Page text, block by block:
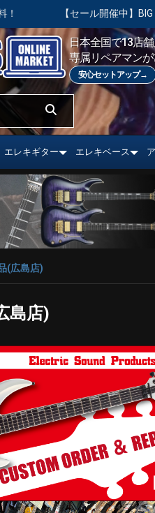
中】BIG SUMMER SALE | 対象
日本全国で13店
専属リペアマン
安心セットアップ→
エレキギター エレキベース
(広島店)
島店)